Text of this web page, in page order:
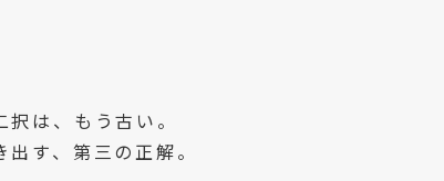
は、もう古い。
す、第三の正解。